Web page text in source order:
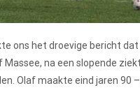
ons het droevige bericht dat
na een slopende
Olaf maakte eind jaren 90